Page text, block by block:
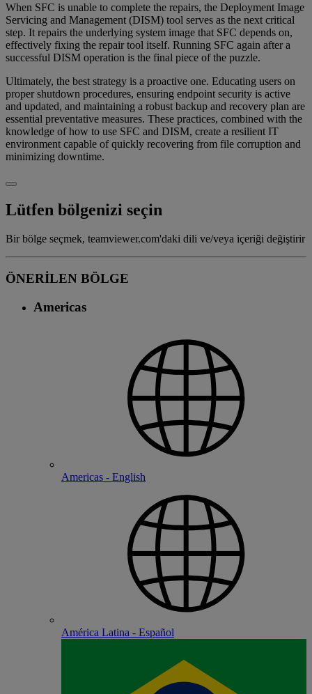
When SFC is unable to complete the repairs, the Deployment Image
Servicing and Management (DISM) tool serves as the next critical
step. It repairs the underlying system image that SFC depends on,
effectively fixing the repair tool itself. Running SFC again after a
successful DISM operation is the final piece of the puzzle.
Ultimately, the best strategy is a proactive one. Educating users on
proper shutdown procedures, ensuring endpoint security is active
and updated, and maintaining a robust backup and recovery plan are
essential preventative measures. These practices, combined with the
knowledge of how to use SFC and DISM, create a resilient IT
environment capable of quickly recovering from file corruption and
minimizing downtime.
Lütfen bölgenizi seçin
Bir bölge seçmek, teamviewer.com'daki dili ve/veya içeriği değiştirir
ÖNERİLEN BÖLGE
Americas
Americas - English
América Latina - Español